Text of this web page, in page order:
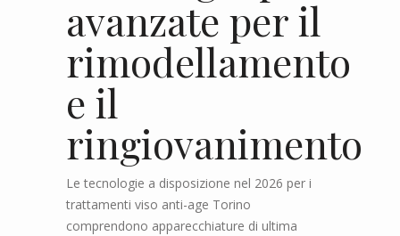
avanzate per il
rimodellamento
e il
ringiovanimento
Le tecnologie a disposizione nel 2026 per i
trattamenti viso anti-age Torino
comprendono apparecchiature di ultima